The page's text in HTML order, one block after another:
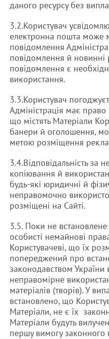
даного ресурсу без
3.2.Користувач
електронна пошта може
повідомлення
повідомлення й новинні
повідомлення є
використання.
3.3.Користувач
Адміністрація має
що містять Матеріали
банери й оголошення,
метою розміщення
3.4.Відповідальність за
копіювання й
будь-які юридичні й
неправомочно
розміщені на Сайті.
3.5. Поки не встановлене
особисті немайнові
Користувачеві, що їх
попереджений про
законодавством України
неправомірне
матеріалів (творів). У
встановлено, що
Матеріали, не є їх
Матеріали будуть
першу вимогу законного